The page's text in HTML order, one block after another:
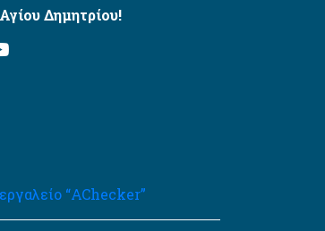
Δημητρίου!
“AChecker”